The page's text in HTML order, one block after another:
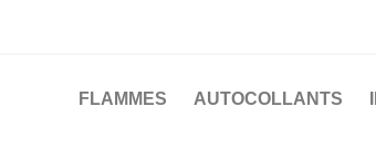
FLAMMES AUTOCOLLANTS